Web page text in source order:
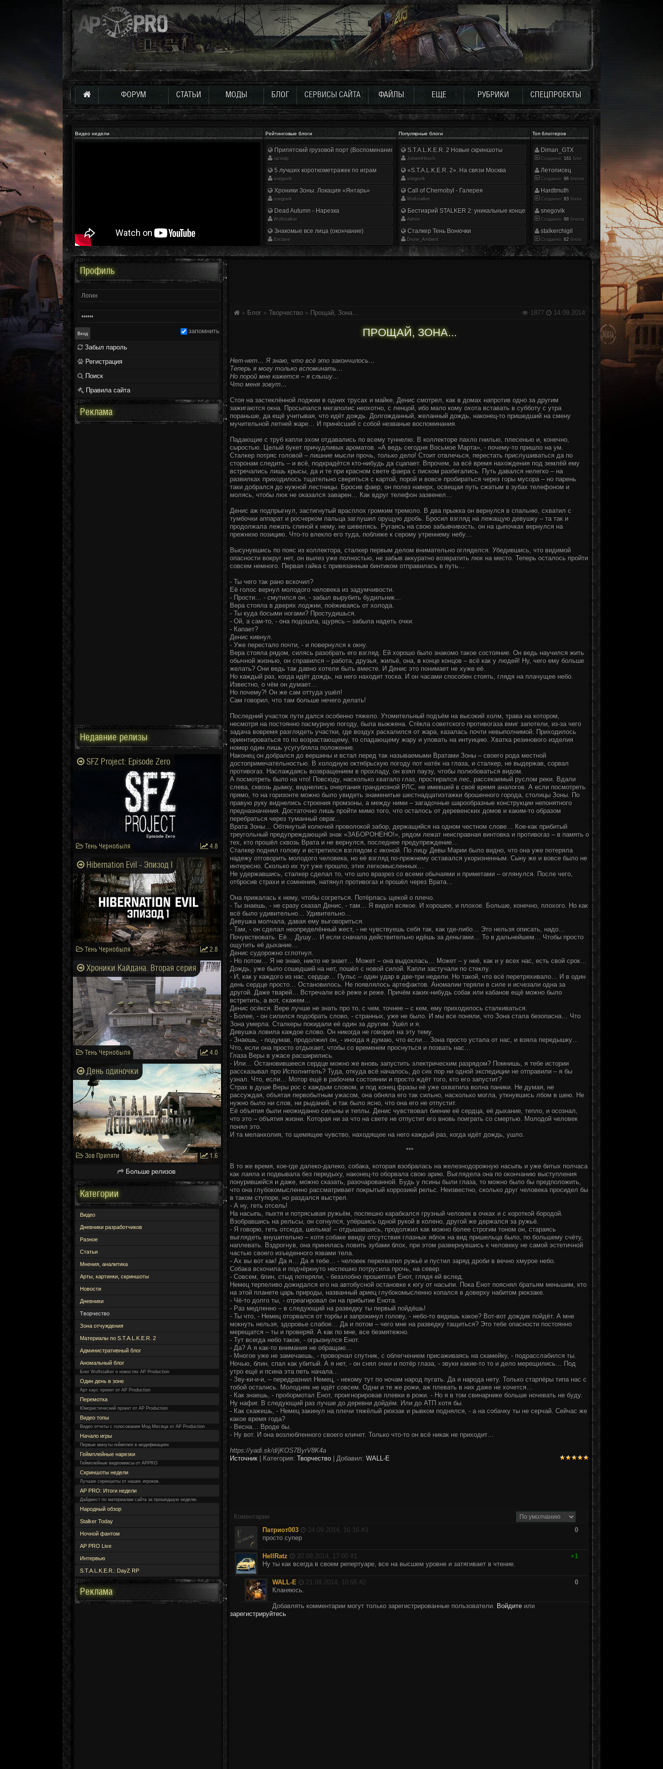
ФОРУМ СТАТЬИ МОДЫ БЛОГ СЕРВИСЫ САЙТА ФАЙЛЫ ЕЩЕ РУБРИКИ СПЕЦПРОЕКТЫ
Видео недели Рейтинговые блоги Популярные блоги Топ блоггеров
Припятский грузовой порт (Воспоминания ликвидатора)
racindp
5 лучших короткометражек по играм
snegovik
Хроники Зоны. Локация «Янтарь»
snegovik
Dead Autumn - Нарезка
Wolfstalker
Знакомые все лица (окончание)
Enclave
S.T.A.L.K.E.R. 2 Новые скриншоты
JohannHirsch
«S.T.A.L.K.E.R. 2». На связи Москва
snegovik
Call of Chernobyl - Галерея
Wolfstalker
Бестиарий STALKER 2: уникальные концепт-арты
Аdmin
Сталкер Тень Вонючки
Drone_Ambient
Diman_GTX
Созданно: 161 блог
Летописец
Созданно: 96 блогов
Hardtmuth
Созданно: 83 блога
snegovik
Созданно: 68 блогов
stalkerchigil
Созданно: 62 блога
1877 14.09.2014
» Блог » Творчество » Прощай, Зона...
ПРОЩАЙ, ЗОНА...
Нет-нет… Я знаю, что всё это закончилось…
Теперь я могу только вспоминать…
Но порой мне кажется – я слышу…
Что меня зовут…
Стоя на застеклённой лоджии в одних трусах и майке, Денис смотрел, как в домах напротив одно за другим
зажигаются окна. Просыпался мегаполис неохотно, с ленцой, ибо мало кому охота вставать в субботу с утра
пораньше, да ещё учитывая, что идёт дождь. Долгожданный, желанный дождь, наконец-то пришедший на смену
мучительной летней жаре… И принёсший с собой незваные воспоминания.
Падающие с труб капли эхом отдавались по всему туннелю. В коллекторе пахло гнилью, плесенью и, конечно,
сыростью. Целый букет причудливых ароматов. «А ведь сегодня Восьмое Марта», - почему-то пришло на ум.
Сталкер потряс головой – лишние мысли прочь, только дело! Стоит отвлечься, перестать прислушиваться да по
сторонам следить – и всё, подкрадётся кто-нибудь да сцапает. Впрочем, за всё время нахождения под землёй ему
встречались лишь крысы, да и те при красном свете фаера с писком разбегались. Путь давался нелегко – на
развилках приходилось тщательно сверяться с картой, порой и вовсе пробираться через горы мусора – но парень
таки добрался до нужной лестницы. Бросив фаер, он полез наверх, освещая путь сжатым в зубах телефоном и
молясь, чтобы люк не оказался заварен… Как вдруг телефон зазвенел…
Денис аж подпрыгнул, застигнутый врасплох громким тремоло. В два прыжка он вернулся в спальню, схватил с
тумбочки аппарат и росчерком пальца заглушил орущую дробь. Бросил взгляд на лежащую девушку – та так и
продолжала лежать спиной к нему, не шевелясь. Ругаясь на свою забывчивость, он на цыпочках вернулся на
прежнюю позицию. Что-то влекло его туда, поближе к серому утреннему небу…
Высунувшись по пояс из коллектора, сталкер первым делом внимательно огляделся. Убедившись, что видимой
опасности вокруг нет, он вылез уже полностью, не забыв аккуратно возвратить люк на место. Теперь осталось пройти
совсем немного. Первая гайка с привязанным бинтиком отправилась в путь…
- Ты чего так рано вскочил?
Её голос вернул молодого человека из задумчивости.
- Прости… - смутился он, - забыл вырубить будильник…
Вера стояла в дверях лоджии, поёживаясь от холода.
- Ты куда босыми ногами? Простудишься.
- Ой, а сам-то, - она подошла, щурясь – забыла надеть очки.
- Капает?
Денис кивнул.
- Уже перестало почти, - и повернулся к окну.
Вера стояла рядом, силясь разобрать его взгляд. Ей хорошо было знакомо такое состояние. Он ведь научился жить
обычной жизнью, он справился – работа, друзья, жильё, она, в конце концов – всё как у людей! Ну, чего ему больше
желать? Они ведь так давно хотели быть вместе. И Денис это понимает не хуже её.
Но каждый раз, когда идёт дождь, на него находит тоска. И он часами способен стоять, глядя на плачущее небо.
Известно, о чём он думает…
Но почему?! Он же сам оттуда ушёл!
Сам говорил, что там больше нечего делать!
Последний участок пути дался особенно тяжело. Утомительный подъём на высокий холм, трава на котором,
несмотря на постоянно пасмурную погоду, была выжжена. Стёкла советского противогаза вмиг запотели, из-за чего
задача вовремя разглядеть участки, где воздух раскалился от жара, казалась почти невыполнимой. Приходилось
ориентироваться то по возрастающему, то спадающему жару и уповать на интуицию. Хватка резинового изделия
номер один лишь усугубляла положение.
Наконец он добрался до вершины и встал перед так называемыми Вратами Зоны – своего рода местной
достопримечательностью. В холодную октябрьскую погоду пот натёк на глаза, и сталкер, не выдержав, сорвал
противогаз. Наслаждаясь возвращением в прохладу, он взял паузу, чтобы полюбоваться видом.
А посмотреть было на что! Повсюду, насколько хватало глаз, простирался лес, рассекаемый руслом реки. Вдали
слева, сквозь дымку, виднелись очертания грандиозной РЛС, не имевшей в своё время аналогов. А если посмотреть
прямо, то на горизонте можно было увидеть знаменитые шестнадцатиэтажки брошенного города, столицы Зоны. По
правую руку виднелись строения промзоны, а между ними – загадочные шарообразные конструкции непонятного
предназначения. Достаточно лишь пройти мимо того, что осталось от деревенских домов и каким-то образом
перебраться через туманный овраг...
Врата Зоны… Обтянутый колючей проволокой забор, держащийся на одном честном слове… Кое-как прибитый
треугольный предупреждающий знак «ЗАБОРОНЕНО!», рядом лежат неисправная винтовка и противогаз – в память о
тех, кто прошёл сквозь Врата и не вернулся, последнее предупреждение…
Сталкер поднял голову и встретился взглядом с иконой. По лицу Девы Марии было видно, что она уже потеряла
надежу отговорить молодого человека, но её взгляд по-прежнему оставался укоризненным. Сыну же и вовсе было не
интересно. Сколько их тут уже прошло, этих легкомысленных…
Не удержавшись, сталкер сделал то, что шло вразрез со всеми обычаями и приметами – оглянулся. После чего,
отбросив страхи и сомнения, натянул противогаз и прошёл через Врата…
Она прижалась к нему, чтобы согреться. Потёрлась щекой о плечо.
- Ты знаешь, - не сразу сказал Денис, - там… Я видел всякое. И хорошее, и плохое. Больше, конечно, плохого. Но как
всё было удивительно… Удивительно…
Девушка молчала, давая ему выговориться.
- Там, - он сделал неопределённый жест, - не чувствуешь себя так, как где-либо… Это нельзя описать, надо…
Почувствовать. Её… Душу… И если сначала действительно идёшь за деньгами… То в дальнейшем… Чтобы просто
ощутить её дыхание…
Денис судорожно сглотнул.
- Но потом… Я не знаю, никто не знает… Может – она выдохлась… Может – у неё, как и у всех нас, есть свой срок…
Дождь, уже было сошедший на нет, пошёл с новой силой. Капли застучали по стеклу.
- И, как у каждого из нас, сердце… Пульс – один удар в две-три недели. Но такой, что всё перетряхивало… И в один
день сердце просто… Остановилось. Не появлялось артефактов. Аномалии теряли в силе и исчезали одна за
другой. Даже тварей… Встречали всё реже и реже. Причём каких-нибудь собак или кабанов ещё можно было
встретить, а вот, скажем…
Денис осёкся. Вере лучше не знать про то, с чем, точнее – с кем, ему приходилось сталкиваться.
- Более, - он силился подобрать слово, - странных, уже не было. И мы все поняли, что Зона стала безопасна… Что
Зона умерла. Сталкеры покидали её один за другим. Ушёл и я.
Девушка ловила каждое слово. Он никогда не говорил на эту тему.
- Знаешь, - подумав, продолжил он, - иногда я думаю, что если… Зона просто устала от нас, и взяла передышку…
Что, если она просто отдыхает, чтобы со временем проснуться и позвать нас…
Глаза Веры в ужасе расширились.
- Или… Остановившееся сердце можно же вновь запустить электрическим разрядом? Помнишь, я тебе истории
рассказывал про Исполнитель? Туда, откуда всё началось, до сих пор ни одной экспедиции не отправили – я бы
узнал. Что, если… Мотор ещё в рабочем состоянии и просто ждёт того, кто его запустит?
Страх в душе Веры рос с каждым словом, и под конец фразы её уже охватила волна паники. Не думая, не
рассуждая, объятая первобытным ужасом, она обняла его так сильно, насколько могла, уткнувшись лбом в шею. Не
нужно было ни слов, ни рыданий, и так было ясно, что она его не отпустит.
Её объятия были неожиданно сильны и теплы. Денис чувствовал биение её сердца, её дыхание, тепло, и осознал,
что это – объятия жизни. Которая ни за что на свете не отпустит его вновь поиграть со смертью. Молодой человек
понял это.
И та меланхолия, то щемящее чувство, находящее на него каждый раз, когда идёт дождь, ушло.
***
В то же время, кое-где далеко-далеко, собака, которая взобралась на железнодорожную насыпь и уже битых полчаса
как лаяла и подвывала без передыху, наконец-то оборвала свою арию. Выглядела она по окончанию выступления
понурившейся и даже, можно сказать, разочарованной. Будь у псины были глаза, то можно было бы предположить,
что она глубокомысленно рассматривает покрытый коррозией рельс. Неизвестно, сколько друг человека просидел бы
в таком ступоре, но раздался выстрел.
- А ну, геть отсель!
На насыпь, пыхтя и потрясывая ружьём, поспешно карабкался грузный человек в очках и с короткой бородой.
Взобравшись на рельсы, он согнулся, упёршись одной рукой в колено, другой же держался за ружьё.
- Я говорю, геть отсюда, шельма! – отдышавшись, продолжил как можно более строгим тоном он, стараясь
выглядеть внушительно – хотя собаке ввиду отсутствия глазных яблок на вид пришельца было, по большему счёту,
наплевать. Вздрогнув, она принялась ловить зубами блох, при этом развернувшись к человеку не самой эстетичной
частью своего изъеденного язвами тела.
- Ах вы вот как! Да я… Да я тебе… - человек перехватил ружьё и пустил заряд дроби в вечно хмурое небо.
Собака вскочила и подчёркнуто неспешно потрусила прочь, на север.
- Совсем, блин, стыд потеряли, - беззлобно прошептал Енот, глядя ей вслед.
Немец терпеливо дожидался его на автобусной остановке к югу от насыпи. Пока Енот пояснял братьям меньшим, кто
на этой планете царь природы, названный ариец глубокомысленно копался в доверху набитом рюкзаке.
- Чё-то долго ты, - отреагировал он на прибытие Енота.
- Раз медленно – в следующий на разведку ты первый пойдёшь!
- Ты что, - Немец оторвался от торбы и запрокинул голову, - небо-то видишь какое? Вот-вот дождик пойдёт. А мне
мокнуть нельзя, здоровье слабое… Да и потом – чего мне на разведку тащиться? Это тебе опасности постоянно
мерещатся – ты и проверяй. А как по мне, все безмятежно.
- Тут всегда небо такое, - огрызнулся Енот.
- Да? А я как-то внимания не обращаю…
- Многое уже не замечаешь, - проворчал спутник, с облегчением присаживаясь на скамейку, - подрасслабился ты.
Ночью, блин, спал как убитый. А я нет, - он снял очки и потёр глаза, - звуки какие-то то и дело мерещились… Под
утро ещё и псина эта петь начала…
- Зву-ки-и-и, – передразнил Немец, - некому тут по ночам народ пугать. Да и народа нету. Только старпёры типа нас с
тобой остались. Молодняк не идёт совсем. Одни и те же рожи, аж плевать в них даже не хочется…
- Как знаешь, - пробормотал Енот, проигнорировав плевки в рожи. - Но я в том свинарнике больше ночевать не буду.
Ну нафиг. В следующий раз лучше до деревни дойдём. Или до АТП хотя бы.
- Как скажешь, - Немец закинул на плечи тяжёлый рюкзак и рывком поднялся, - а на собачку ты не серчай. Сейчас же
какое время года?
- Весна… Вроде бы.
- Ну вот. И она возлюбленного своего кличет. Только что-то он всё никак не приходит…
https://yadi.sk/d/jKOS7ByrV8K4a
Источник
Категория: Творчество | Добавил: WALL-E
Коментарии
Патриот003
24.09.2014, 16:16 #3
0
просто супер
HellRatz 20.09.2014, 17:00 #1
+1
Ну ты как всегда в своем репертуаре, все на высшем уровне и затягивает в чтение.
WALL-E 21.09.2014, 10:55 #2
0
Кланяюсь.
Добавлять комментарии могут только зарегистрированные пользователи. Войдите или
зарегистрируйтесь
Профиль
запомнить
Забыл пароль
Регистрация
Поиск
Правила сайта
Реклама
Недавние релизы
SFZ Project: Episode Zero
Тень Чернобыля 4.8
Hibernation Evil - Эпизод I
Тень Чернобыля 2.8
Хроники Кайдана. Вторая серия
Тень Чернобыля 4.0
День одиночки
Зов Припяти 1.6
Больше релизов
Категории
Видео
Дневники разработчиков
Разное
Статьи
Мнения, аналитика
Арты, картинки, скриншоты
Новости
Дневники
Творчество
Зона отчуждения
Материалы по S.T.A.L.K.E.R. 2
Административный блог
Аномальный блог
Блог Wolfstalker о новостях AP Production
Один день в зоне
Арт хаус проект от AP Production
Перемотка
Юмористический проект от AP Production
Видео топы
Видео отчеты с голосования Мод Месяца от AP Production
Начало игры
Первые минуты геймплея в модификациях
Геймплейные нарезки
Геймплейные видеомиксы от APPRO
Скриншоты недели
Лучшие скриншоты от наших игроков.
AP PRO: Итоги недели
Дайджест по материалам сайта за прошедшую неделю.
Народный обзор
Stalker Today
Ночной фантом
AP PRO Live
Интервью
S.T.A.L.K.E.R.: DayZ RP
Реклама